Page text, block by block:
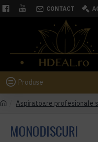
CONTACT
Produse
Aspiratoare profesionale
MONODISCURI